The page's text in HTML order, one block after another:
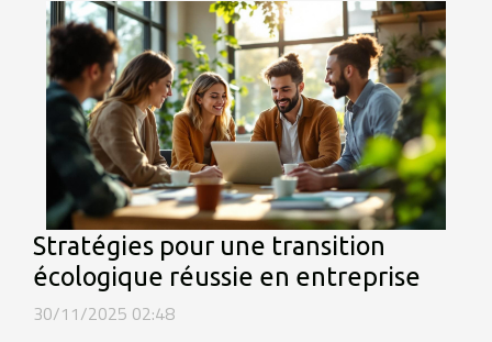
Stratégies pour une transition
écologique réussie en entreprise
30/11/2025 02:48